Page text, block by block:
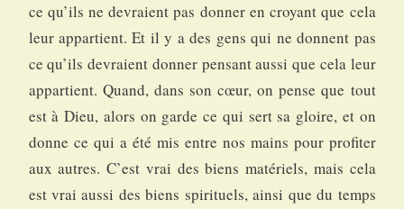
ce qu’ils ne devraient pas donner en croyant que cela
leur appartient. Et il y a des gens qui ne donnent pas
ce qu’ils devraient donner pensant aussi que cela leur
appartient. Quand, dans son cœur, on pense que tout
est à Dieu, alors on garde ce qui sert sa gloire, et on
donne ce qui a été mis entre nos mains pour profiter
aux autres. C’est vrai des biens matériels, mais cela
est vrai aussi des biens spirituels, ainsi que du temps